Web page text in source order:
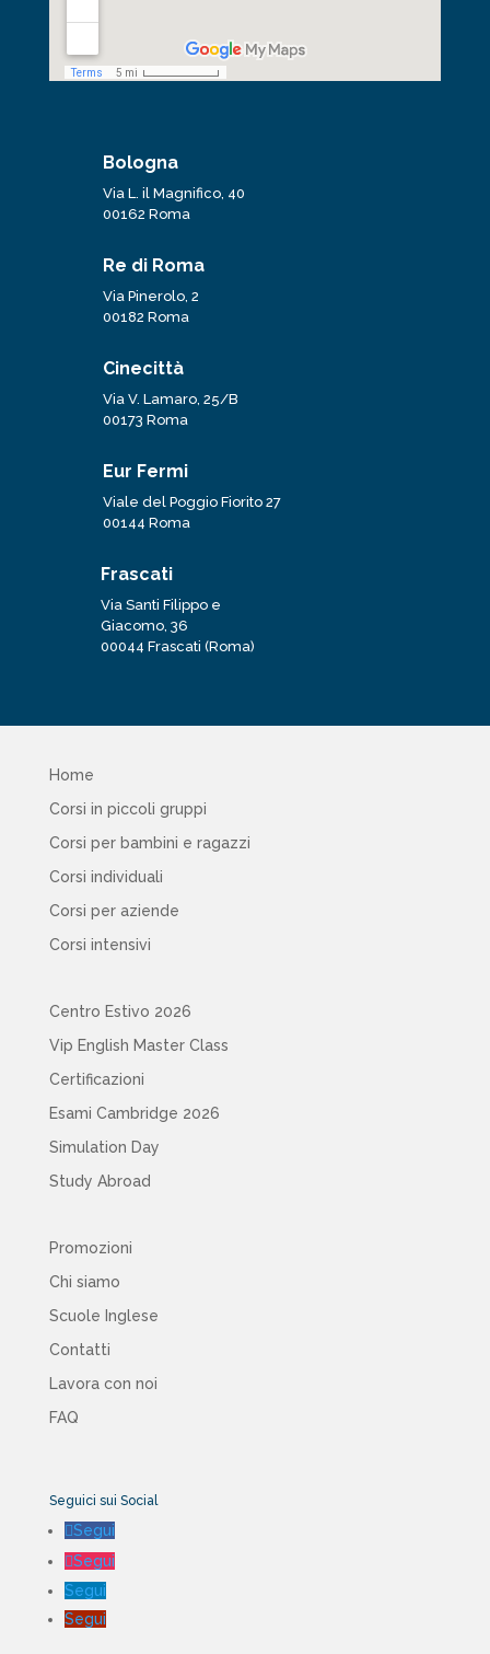
Bologna
Via L. il Magnifico, 40
00162 Roma
Re di Roma
Via Pinerolo, 2
00182 Roma
Cinecittà
Via V. Lamaro, 25/B
00173 Roma
Eur Fermi
Viale del Poggio Fiorito 27
00144 Roma
Frascati
Via Santi Filippo e
Giacomo, 36
00044 Frascati (Roma)
Home
Corsi in piccoli gruppi
Corsi per bambini e ragazzi
Corsi individuali
Corsi per aziende
Corsi intensivi
Centro Estivo 2026
Vip English Master Class
Certificazioni
Esami Cambridge 2026
Simulation Day
Study Abroad
Promozioni
Chi siamo
Scuole Inglese
Contatti
Lavora con noi
FAQ
Seguici sui Social
Segui
Segui
Segui
Segui